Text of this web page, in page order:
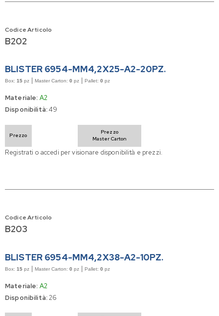
Codice Articolo
B202
BLISTER 6954-MM4,2X25-A2-20PZ.
Box: 15 pz Master Carton: 0 pz Pallet: 0 pz
Materiale: A2
Disponibilità:49
Prezzo
Prezzo
Master Carton
Registrati o accedi per visionare disponibilità e prezzi.
Codice Articolo
B203
BLISTER 6954-MM4,2X38-A2-10PZ.
Box: 15 pz Master Carton: 0 pz Pallet: 0 pz
Materiale: A2
Disponibilità:26